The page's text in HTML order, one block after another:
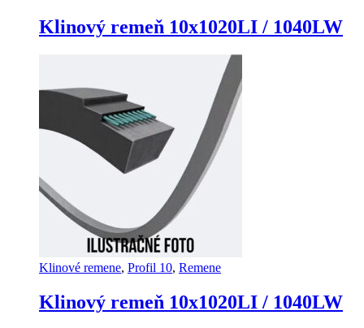
Klinový remeň 10x1020LI / 1040LW
Klinové remene, Profil 10, Remene
Klinový remeň 10x1020LI / 1040LW